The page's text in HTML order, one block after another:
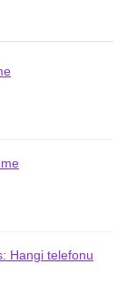
Hangi telefonu